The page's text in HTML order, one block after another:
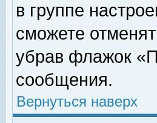
в группе
сможете
убрав флажок
сообщения.
Вернуться наверх